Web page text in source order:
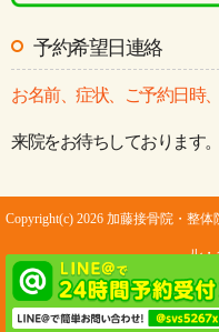
予約希望日連絡
お名前、症状、ご予約日時
来院をお待ちしております。
Copyright(c) 2026 加藤接骨院・整
ル・